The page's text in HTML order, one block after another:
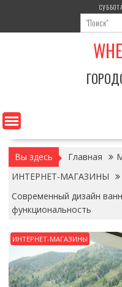
содержимому
Вы здесь Главная
ИНТЕРНЕТ-МАГАЗИНЫ
Современный дизайн
функциональность
ИНТЕРНЕТ-МАГАЗИНЫ